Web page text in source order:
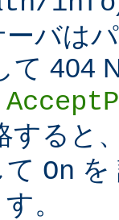
バは
て 404
すると
On を
。